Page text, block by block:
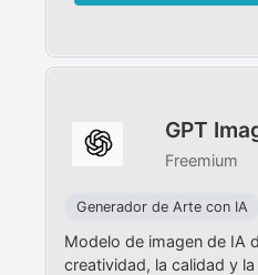
GPT
Freemium
Generador de Arte con IA
Modelo de imagen de IA
creatividad, la calidad y